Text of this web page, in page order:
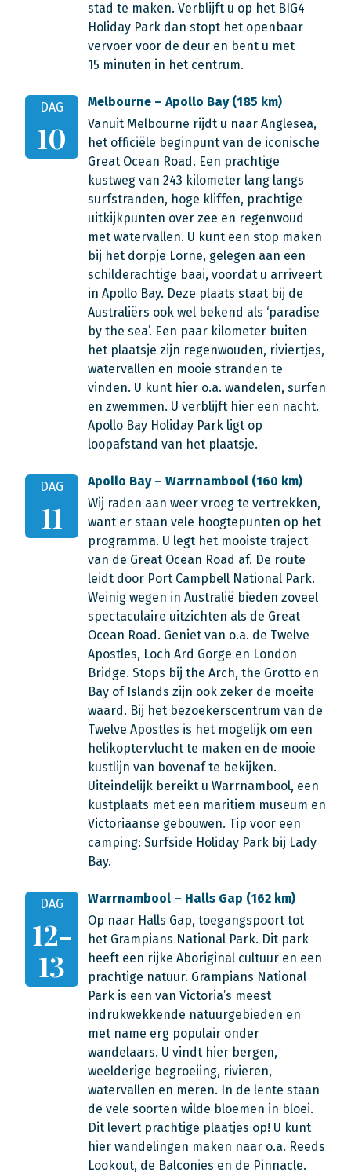
stad te maken. Verblijft u op het BIG4
Holiday Park dan stopt het openbaar
vervoer voor de deur en bent u met
15 minuten in het centrum.
DAG
10
Melbourne – Apollo Bay (185 km)
Vanuit Melbourne rijdt u naar Anglesea,
het officiële beginpunt van de iconische
Great Ocean Road. Een prachtige
kustweg van 243 kilometer lang langs
surfstranden, hoge kliffen, prachtige
uitkijkpunten over zee en regenwoud
met watervallen. U kunt een stop maken
bij het dorpje Lorne, gelegen aan een
schilderachtige baai, voordat u arriveert
in Apollo Bay. Deze plaats staat bij de
Australiërs ook wel bekend als ‘paradise
by the sea’. Een paar kilometer buiten
het plaatsje zijn regenwouden, riviertjes,
watervallen en mooie stranden te
vinden. U kunt hier o.a. wandelen, surfen
en zwemmen. U verblijft hier een nacht.
Apollo Bay Holiday Park ligt op
loopafstand van het plaatsje.
DAG
11
Apollo Bay – Warrnambool (160 km)
Wij raden aan weer vroeg te vertrekken,
want er staan vele hoogtepunten op het
programma. U legt het mooiste traject
van de Great Ocean Road af. De route
leidt door Port Campbell National Park.
Weinig wegen in Australië bieden zoveel
spectaculaire uitzichten als de Great
Ocean Road. Geniet van o.a. de Twelve
Apostles, Loch Ard Gorge en London
Bridge. Stops bij the Arch, the Grotto en
Bay of Islands zijn ook zeker de moeite
waard. Bij het bezoekerscentrum van de
Twelve Apostles is het mogelijk om een
helikoptervlucht te maken en de mooie
kustlijn van bovenaf te bekijken.
Uiteindelijk bereikt u Warrnambool, een
kustplaats met een maritiem museum en
Victoriaanse gebouwen. Tip voor een
camping: Surfside Holiday Park bij Lady
Bay.
DAG
12-
13
Warrnambool – Halls Gap (162 km)
Op naar Halls Gap, toegangspoort tot
het Grampians National Park. Dit park
heeft een rijke Aboriginal cultuur en een
prachtige natuur. Grampians National
Park is een van Victoria’s meest
indrukwekkende natuurgebieden en
met name erg populair onder
wandelaars. U vindt hier bergen,
weelderige begroeiing, rivieren,
watervallen en meren. In de lente staan
de vele soorten wilde bloemen in bloei.
Dit levert prachtige plaatjes op! U kunt
hier wandelingen maken naar o.a. Reeds
Lookout, de Balconies en de Pinnacle.